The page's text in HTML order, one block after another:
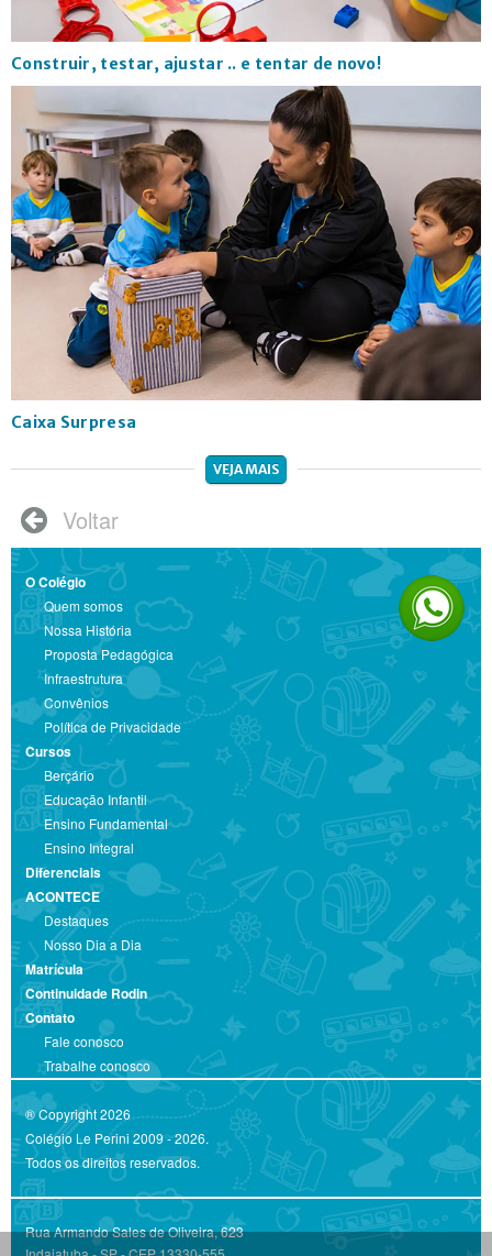
Construir, testar, ajustar .. e tentar de novo!
Caixa Surpresa
VEJA MAIS
 Voltar
O Colégio
Quem somos
Nossa História
Proposta Pedagógica
Infraestrutura
Convênios
Política de Privacidade
Cursos
Berçário
Educação Infantil
Ensino Fundamental
Ensino Integral
Diferenciais
ACONTECE
Destaques
Nosso Dia a Dia
Matrícula
Continuidade Rodin
Contato
Fale conosco
Trabalhe conosco
® Copyright 2026
Colégio Le Perini 2009 - 2026.
Todos os direitos reservados.
Rua Armando Sales de Oliveira, 623